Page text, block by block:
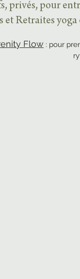
privés, pour
et Retraites yoga
Flow : pour